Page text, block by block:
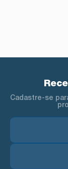
Cadastre-se